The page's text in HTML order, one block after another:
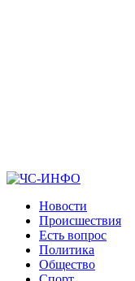
Новости
Происшествия
Есть вопрос
Политика
Общество